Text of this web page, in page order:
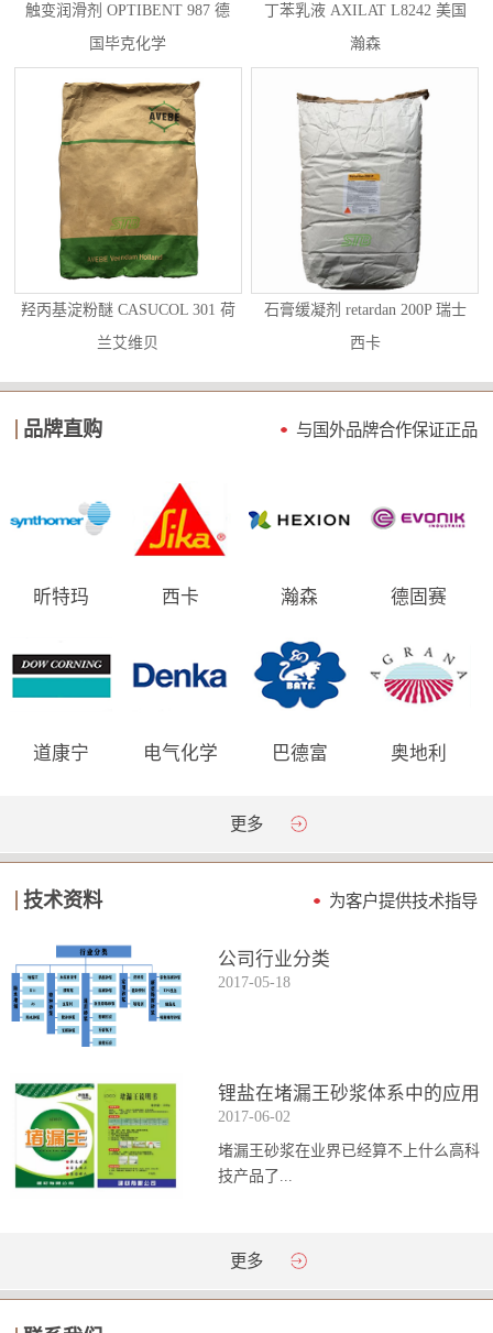
触变润滑剂 OPTIBENT 987 德
国毕克化学
丁苯乳液 AXILAT L8242 美国
瀚森
羟丙基淀粉醚 CASUCOL 301 荷
兰艾维贝
石膏缓凝剂 retardan 200P 瑞士
西卡
品牌直购 与国外品牌合作保证正品
昕特玛 西卡 瀚森 德固赛
道康宁 电气化学 巴德富 奥地利
更多
技术资料 为客户提供技术指导
公司行业分类
2017-05-18
锂盐在堵漏王砂浆体系中的应用
2017-06-02
堵漏王砂浆在业界已经算不上什么高科
技产品了...
。简单来说它就是一种能够迅速凝固的
通砂浆的强...
更多